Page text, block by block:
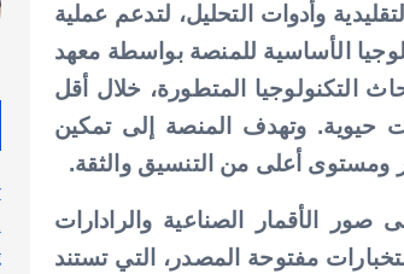
وأدوات التحليل، لتدعم عملية
الأساسية للمنصة بواسطة معهد
التكنولوجيا المتطورة، خلال أقل
حيوية. وتهدف المنصة إلى تمكين
ومستوى أعلى من التنسيق والثقة.
صور الأقمار الصناعية والرادارات
مفتوحة المصدر، التي تستند